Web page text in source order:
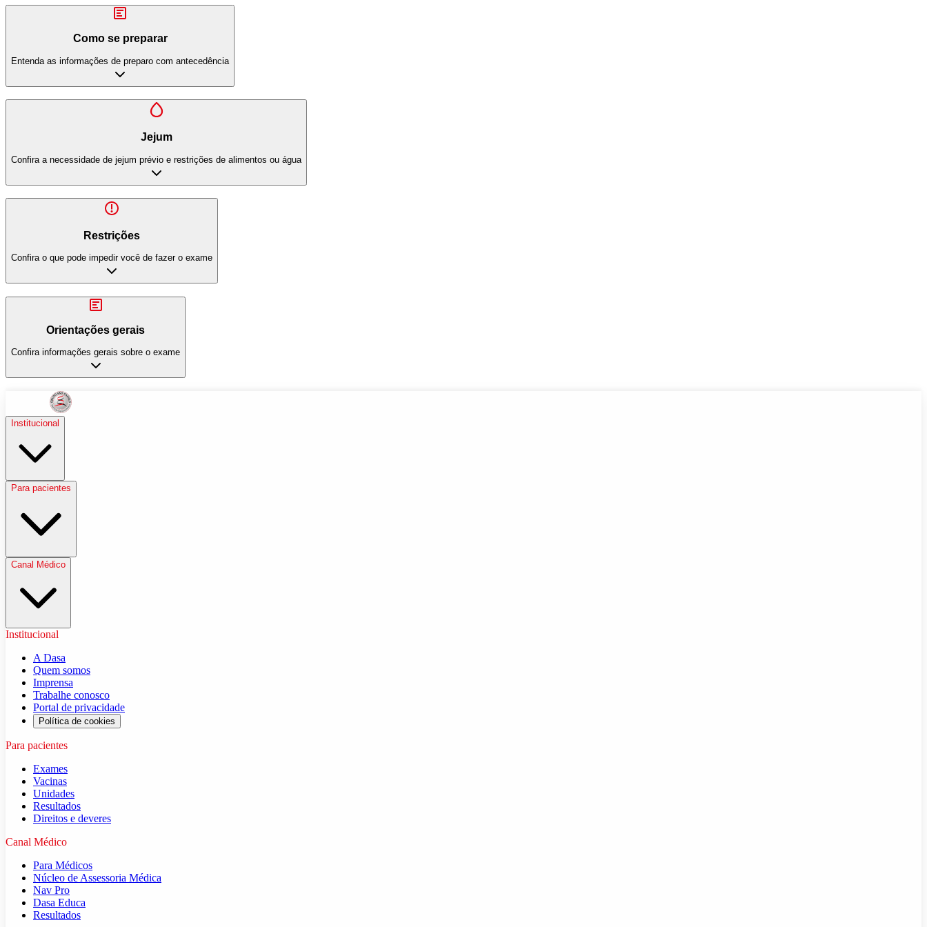
Como se preparar
Entenda as informações de preparo com antecedência
Jejum
Confira a necessidade de jejum prévio e restrições de alimentos ou água
Restrições
Confira o que pode impedir você de fazer o exame
Orientações gerais
Confira informações gerais sobre o exame
Institucional
Para pacientes
Canal Médico
Institucional
A Dasa
Quem somos
Imprensa
Trabalhe conosco
Portal de privacidade
Política de cookies
Para pacientes
Exames
Vacinas
Unidades
Resultados
Direitos e deveres
Canal Médico
Para Médicos
Núcleo de Assessoria Médica
Nav Pro
Dasa Educa
Resultados